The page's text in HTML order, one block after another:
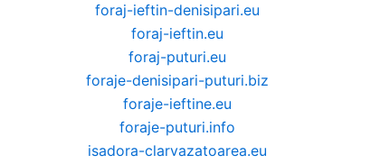
foraj-ieftin-denisipari.eu
foraj-ieftin.eu
foraj-puturi.eu
foraje-denisipari-puturi.biz
foraje-ieftine.eu
foraje-puturi.info
isadora-clarvazatoarea.eu